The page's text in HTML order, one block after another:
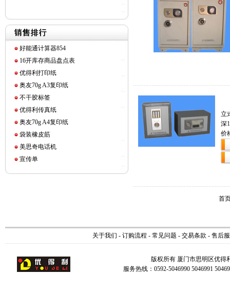
好能通计算器854
16开库存商品盘点表
优得利打印纸
奥友70g A3复印纸
不干胶标签
优得利传真纸
奥友70g A4复印纸
袋装橡皮筋
美思奇电话机
宣传单
立
深
价
首
关于我们 - 订购流程 - 常见问题 - 交易条款 - 售后
版权所有 厦门市思明区优
服务热线：0592-5046990 5046991